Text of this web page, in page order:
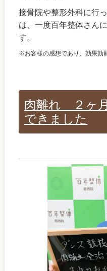
接骨院や整形外科に行
は、一度百年整体さん
す。
※お客様の感想であり、効果効
肉離れ ２ヶ
できました